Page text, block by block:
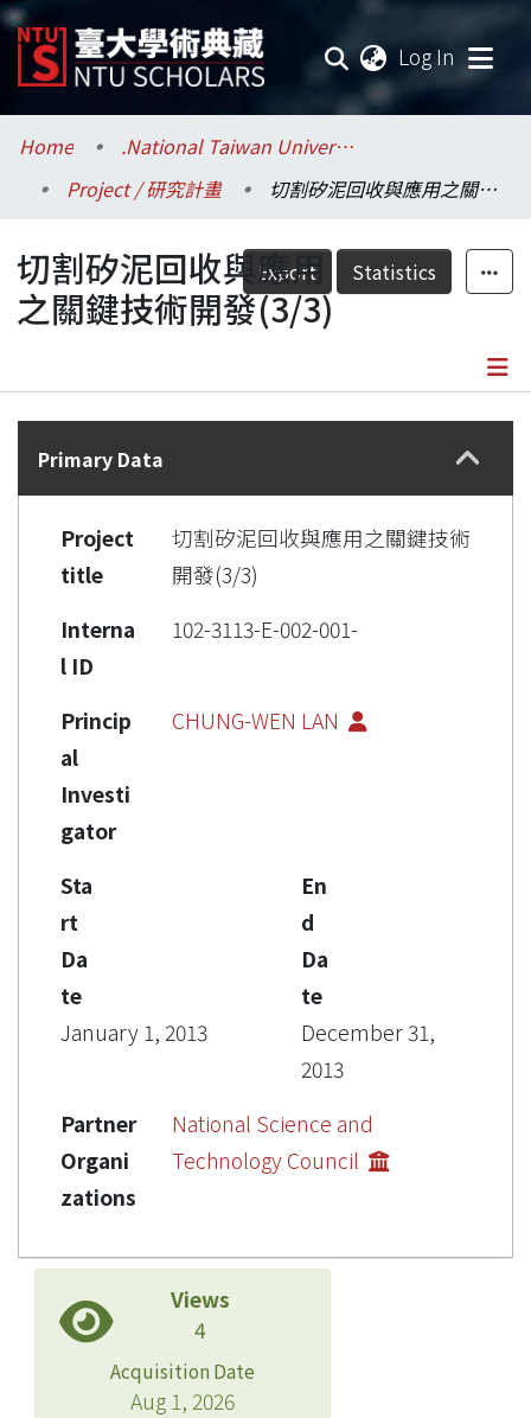
Log In
Communities & Collections
Research Outputs
Fundings & Projects
Researchers
Statistics
Home
.National Taiwan University / 國立臺灣大學
Project / 研究計畫
切割矽泥回收與應用之關鍵技術開發(3/3)
Export Statistics
切割矽泥回收與應用
之關鍵技術開發(3/3)
Details
Primary Data
Project
title
切割矽泥回收與應用之關鍵技術
開發(3/3)
Interna
l ID
102-3113-E-002-001-
Princip
al
Investi
gator
CHUNG-WEN LAN
Sta
rt
Da
te
January 1, 2013
En
d
Da
te
December 31,
2013
Partner
Organi
zations
National Science and
Technology Council
Views
4
Acquisition Date
Aug 1, 2026